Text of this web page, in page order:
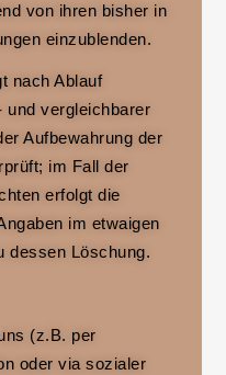
von ihren bisher in
einzublenden.
nach Ablauf
und vergleichbarer
Aufbewahrung der
im Fall der
erfolgt die
im etwaigen
dessen Löschung.
(z.B. per
oder via sozialer